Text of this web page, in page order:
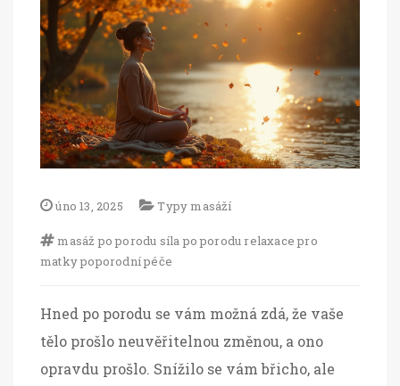
úno 13, 2025 Typy masáží
masáž po porodu síla po porodurelaxace pro
matkypoporodní péče
Hned po porodu se vám možná zdá, že vaše
tělo prošlo neuvěřitelnou změnou, a ono
opravdu prošlo. Snížilo se vám břicho, ale